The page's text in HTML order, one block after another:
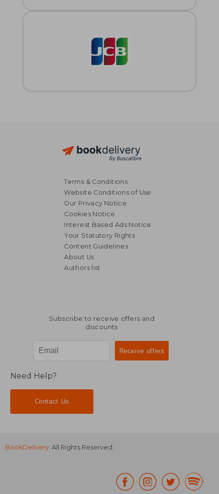
Terms & Conditions
Website Conditions of Use
Our Privacy Notice
Cookies Notice
Interest Based Ads Notice
Your Statutory Rights
Content Guidelines
About Us
Authors list
Subscribe to receive offers and
discounts
Need Help?
Contact Us
BookDelivery . All Rights Reserved.